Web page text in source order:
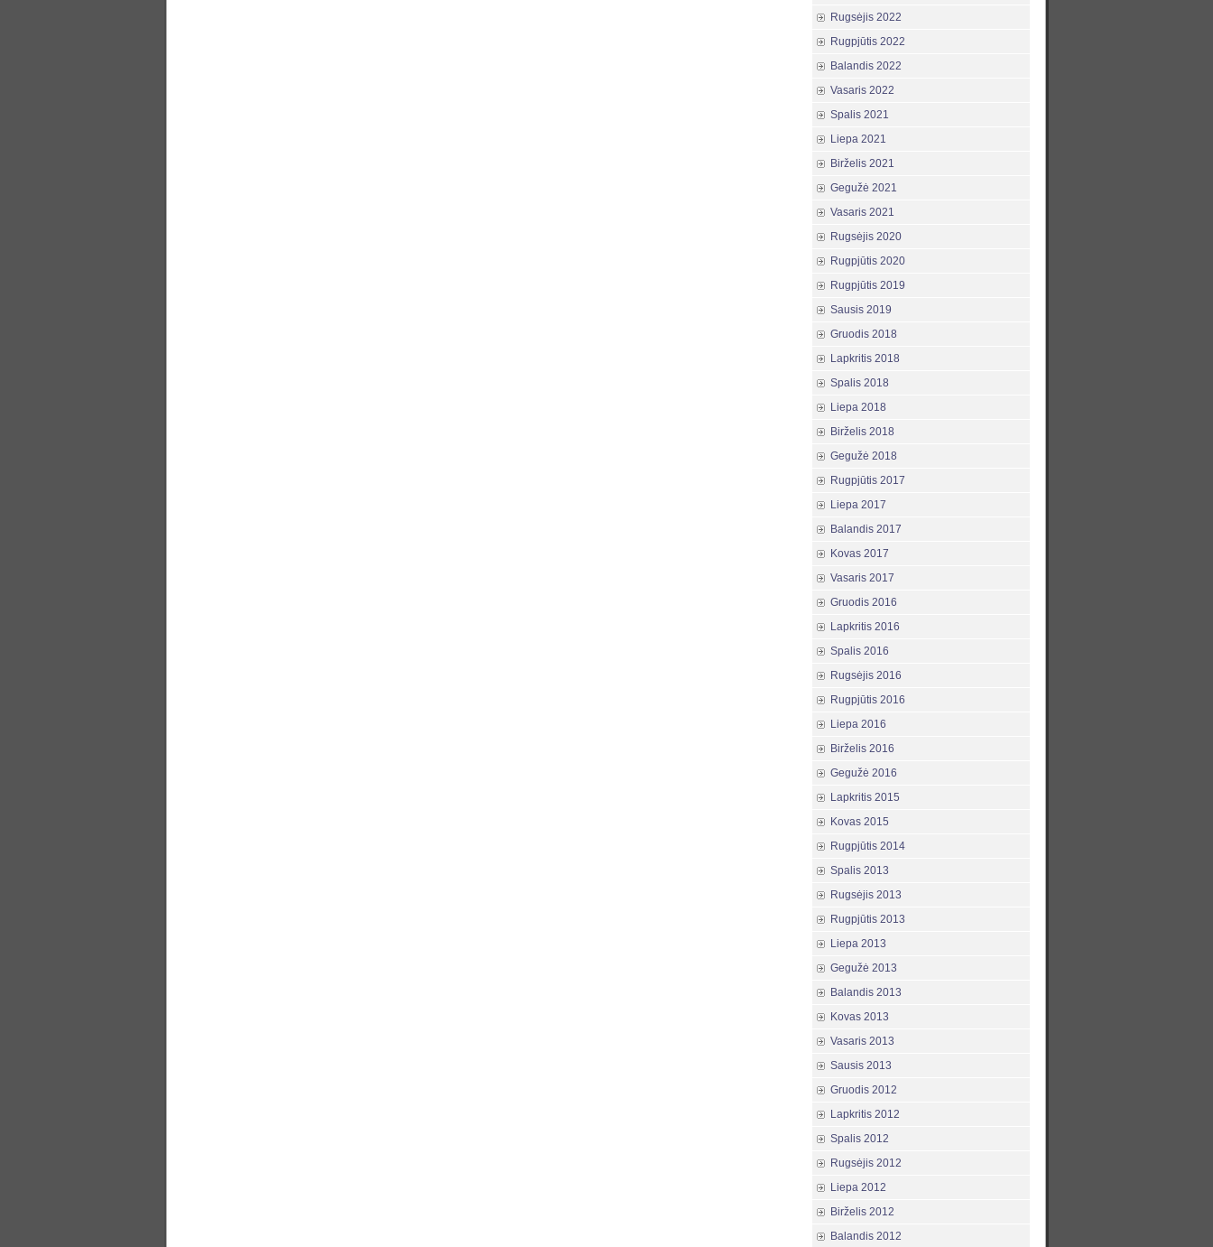
Rugsėjis 2022
Rugpjūtis 2022
Balandis 2022
Vasaris 2022
Spalis 2021
Liepa 2021
Birželis 2021
Gegužė 2021
Vasaris 2021
Rugsėjis 2020
Rugpjūtis 2020
Rugpjūtis 2019
Sausis 2019
Gruodis 2018
Lapkritis 2018
Spalis 2018
Liepa 2018
Birželis 2018
Gegužė 2018
Rugpjūtis 2017
Liepa 2017
Balandis 2017
Kovas 2017
Vasaris 2017
Gruodis 2016
Lapkritis 2016
Spalis 2016
Rugsėjis 2016
Rugpjūtis 2016
Liepa 2016
Birželis 2016
Gegužė 2016
Lapkritis 2015
Kovas 2015
Rugpjūtis 2014
Spalis 2013
Rugsėjis 2013
Rugpjūtis 2013
Liepa 2013
Gegužė 2013
Balandis 2013
Kovas 2013
Vasaris 2013
Sausis 2013
Gruodis 2012
Lapkritis 2012
Spalis 2012
Rugsėjis 2012
Liepa 2012
Birželis 2012
Balandis 2012